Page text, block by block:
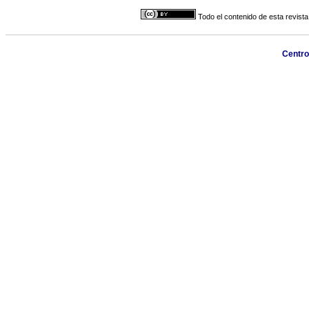
Todo el contenido de esta